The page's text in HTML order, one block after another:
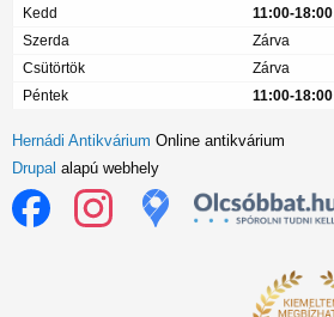
Kedd
11:00-18:00
Szerda
Zárva
Csütörtök
Zárva
Péntek
11:00-18:00
Hernádi Antikvárium Online antikvárium
Drupal alapú webhely